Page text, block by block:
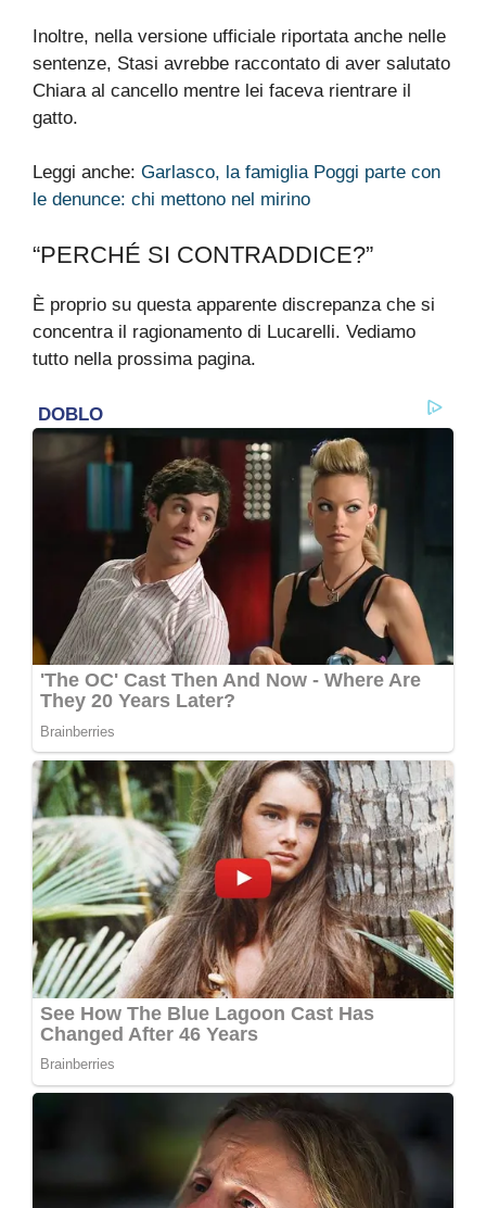
Inoltre, nella versione ufficiale riportata anche nelle
sentenze, Stasi avrebbe raccontato di aver salutato
Chiara al cancello mentre lei faceva rientrare il
gatto.
Leggi anche: Garlasco, la famiglia Poggi parte con
le denunce: chi mettono nel mirino
“PERCHÉ SI CONTRADDICE?”
È proprio su questa apparente discrepanza che si
concentra il ragionamento di Lucarelli. Vediamo
tutto nella prossima pagina.